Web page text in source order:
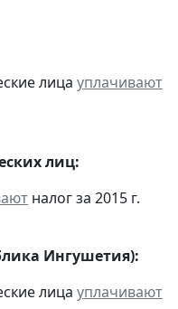
лица уплачивают
лиц:
налог за 2015 г.
Ингушетия):
лица уплачивают